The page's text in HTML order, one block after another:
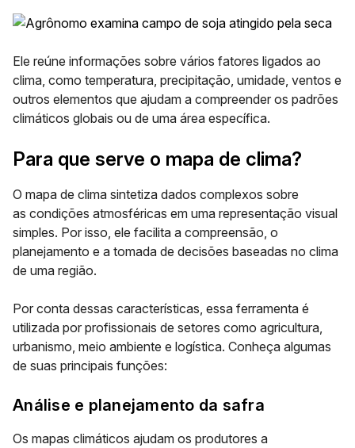
Ele reúne informações sobre vários fatores ligados ao
clima, como temperatura, precipitação, umidade, ventos e
outros elementos que ajudam a compreender os padrões
climáticos globais ou de uma área específica.
Para que serve o mapa de clima?
O mapa de clima sintetiza dados complexos sobre
as condições atmosféricas em uma representação visual
simples. Por isso, ele facilita a compreensão, o
planejamento e a tomada de decisões baseadas no clima
de uma região.
Por conta dessas características, essa ferramenta é
utilizada por profissionais de setores como agricultura,
urbanismo, meio ambiente e logística. Conheça algumas
de suas principais funções:
Análise e planejamento da safra
Os mapas climáticos ajudam os produtores a